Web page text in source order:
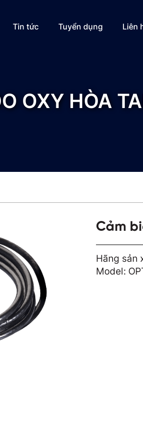
Tin tức Tuyển dụng Liên
OXY HÒA
Cảm
Hãng sản
Model: